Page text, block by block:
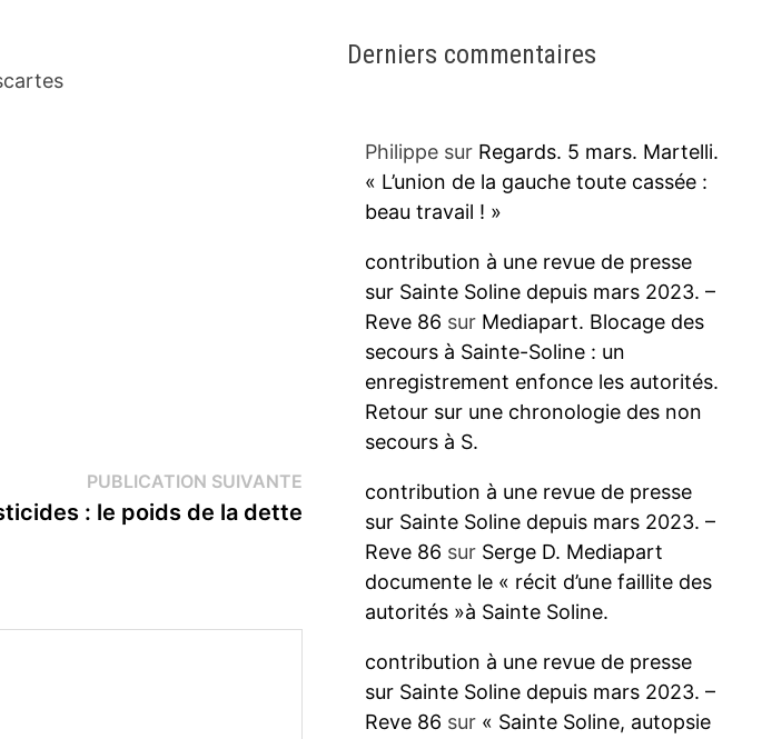
PUBLICATION SUIVANTEPublication
suivante :
: le poids de la dette
Derniers commentaires
Philippesur Regards. 5 mars. Martelli.
« L’union de la gauche toute cassée :
beau travail ! »
contribution à une revue de presse
sur Sainte Soline depuis mars 2023. –
Reve 86 sur Mediapart. Blocage des
secours à Sainte-Soline : un
enregistrement enfonce les autorités.
Retour sur une chronologie des non
secours à S.
contribution à une revue de presse
sur Sainte Soline depuis mars 2023. –
Reve 86 sur Serge D. Mediapart
documente le « récit d’une faillite des
autorités »à Sainte Soline.
contribution à une revue de presse
sur Sainte Soline depuis mars 2023. –
Reve 86 sur « Sainte Soline, autopsie